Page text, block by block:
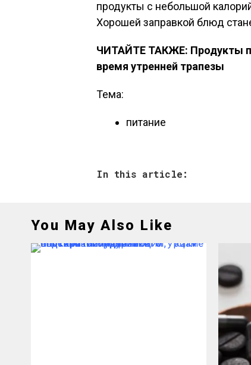
продукты с небольшой
Хорошей заправкой блюд
ЧИТАЙТЕ ТАКЖЕ: Продукты
время утренней трапезы
Тема:
питание
In this article:
You May Also Like